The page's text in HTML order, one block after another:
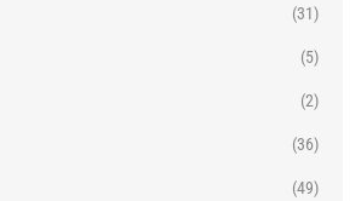
(31)
(5)
(2)
(36)
(49)